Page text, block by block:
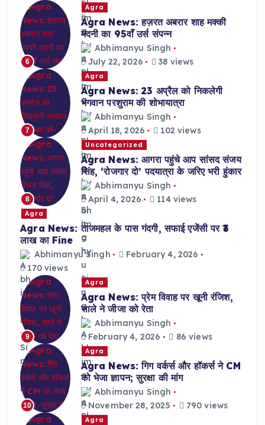
6
Agra
Agra News: हज़रत अबरार शाह मक्की
मदनी का 95वाँ उर्स संपन्न
Abhimanyu Singh
July 22, 2026
38 views
7
Agra
Agra News: 23 अप्रैल को निकलेगी
भगवान परशुराम की शोभायात्रा
Abhimanyu Singh
April 18, 2026
102 views
8
Uncategorized
Agra News: आगरा पहुंचे आप सांसद संजय
सिंह, ‘रोजगार दो’ पदयात्रा के जरिए भरी हुंकार
Abhimanyu Singh
April 4, 2026
114 views
Agra
Agra News: ताजमहल के पास गंदगी, सफाई एजेंसी पर ₹3
लाख का Fine
Abhimanyu Singh
February 4, 2026
170 views
9
Agra
Agra News: प्रेम विवाह पर खूनी रंजिश,
साले ने जीजा को रेता
Abhimanyu Singh
February 4, 2026
86 views
10
Agra
Agra News: गिग वर्कर्स और हॉकर्स ने CM
को भेजा ज्ञापन; सुरक्षा की मांग
Abhimanyu Singh
November 28, 2025
790 views
Agra